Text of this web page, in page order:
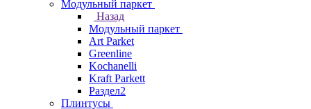
Модульный паркет
Назад
Модульный паркет
Art Parket
Greenline
Kochanelli
Kraft Parkett
Раздел2
Плинтусы